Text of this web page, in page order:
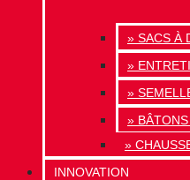
» SACS À
»
»
»
»
INNOVATION